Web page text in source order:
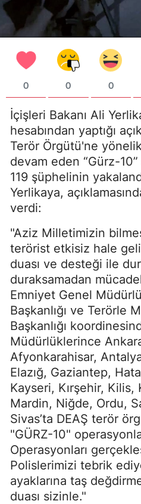
0 0 0
İçişleri Bakanı Ali
hesabından yaptığı
Terör Örgütü'ne
devam eden “Gürz-
119 şüphelinin
Yerlikaya,
verdi:
"Aziz Milletimizin
terörist etkisiz hale
duası ve desteği ile
duraksamadan
Emniyet Genel
Başkanlığı ve Terörle
Başkanlığı
Müdürlüklerince
Afyonkarahisar,
Elazığ, Gaziantep,
Kayseri, Kırşehir, Kilis,
Mardin, Niğde, Ordu,
Sivas’ta DEAŞ terör
"GÜRZ-10"
Operasyonları
Polislerimizi tebrik
ayaklarına taş
duası sizinle."